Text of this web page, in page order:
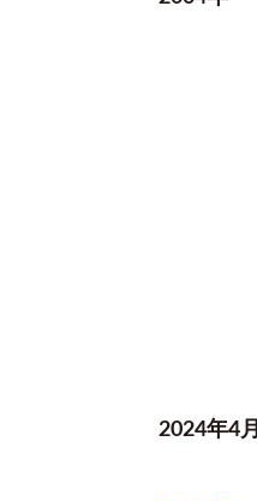
2024年4月